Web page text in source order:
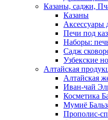
Казаны, саджи,
Казаны
Аксессуары
Печи под
Наборы:
Садж
Узбекские
Алтайская
Алтайская
Иван-чай
Косметика
Мумиё
Прополис-